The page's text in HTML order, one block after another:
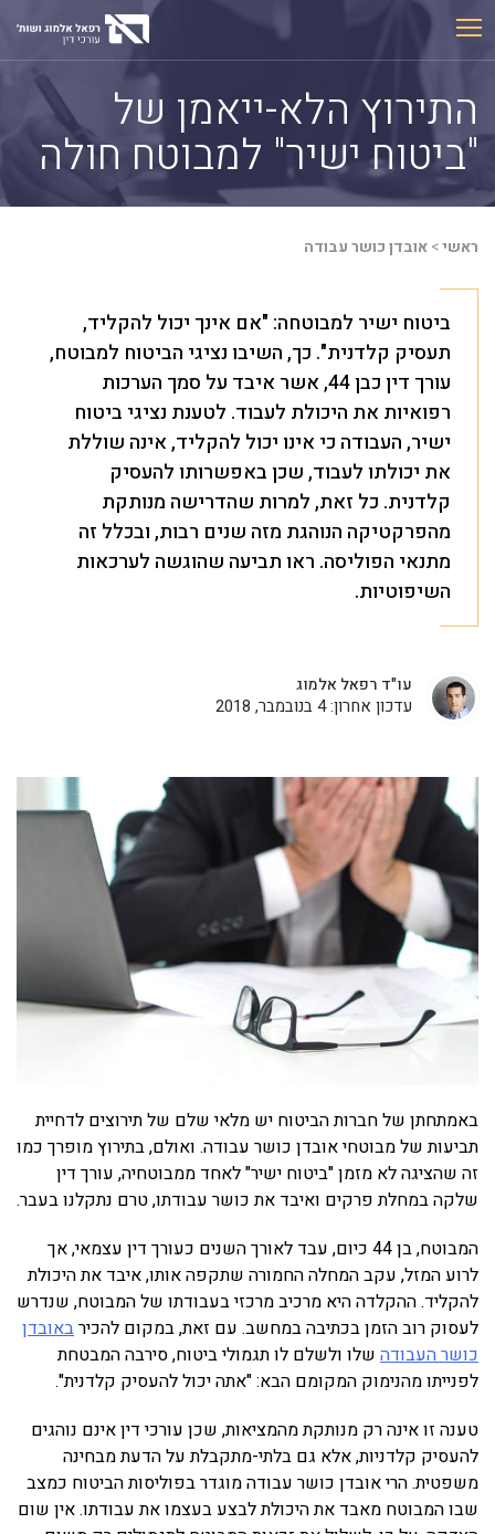
Skip
to
content
התירוץ הלא-ייאמן של
"ביטוח ישיר" למבוטח חולה
ראשי>אובדן כושר עבודה
ביטוח ישיר למבוטחה: "אם אינך יכול להקליד,
תעסיק קלדנית". כך, השיבו נציגי הביטוח למבוטח,
עורך דין כבן 44, אשר איבד על סמך הערכות
רפואיות את היכולת לעבוד. לטענת נציגי ביטוח
ישיר, העבודה כי אינו יכול להקליד, אינה שוללת
את יכולתו לעבוד, שכן באפשרותו להעסיק
קלדנית. כל זאת, למרות שהדרישה מנותקת
מהפרקטיקה הנוהגת מזה שנים רבות, ובכלל זה
מתנאי הפוליסה. ראו תביעה שהוגשה לערכאות
השיפוטיות.
עו"ד רפאל אלמוג
עדכון אחרון: 4 בנובמבר, 2018
באמתחתן של חברות הביטוח יש מלאי שלם של תירוצים לדחיית
תביעות של מבוטחי אובדן כושר עבודה. ואולם, בתירוץ מופרך כמו
זה שהציגה לא מזמן "ביטוח ישיר" לאחד ממבוטחיה, עורך דין
שלקה במחלת פרקים ואיבד את כושר עבודתו, טרם נתקלנו בעבר.
המבוטח, בן 44 כיום, עבד לאורך השנים כעורך דין עצמאי, אך
לרוע המזל, עקב המחלה החמורה שתקפה אותו, איבד את היכולת
להקליד. ההקלדה היא מרכיב מרכזי בעבודתו של המבוטח, שנדרש
לעסוק רוב הזמן בכתיבה במחשב. עם זאת, במקום להכירבאובדן
כושר העבודה שלו ולשלם לו תגמולי ביטוח, סירבה המבטחת
לפנייתו מהנימוק המקומם הבא: "אתה יכול להעסיק קלדנית".
טענה זו אינה רק מנותקת מהמציאות, שכן עורכי דין אינם נוהגים
להעסיק קלדניות, אלא גם בלתי-מתקבלת על הדעת מבחינה
משפטית. הרי אובדן כושר עבודה מוגדר בפוליסות הביטוח כמצב
שבו המבוטח מאבד את היכולת לבצע בעצמו את עבודתו. אין שום